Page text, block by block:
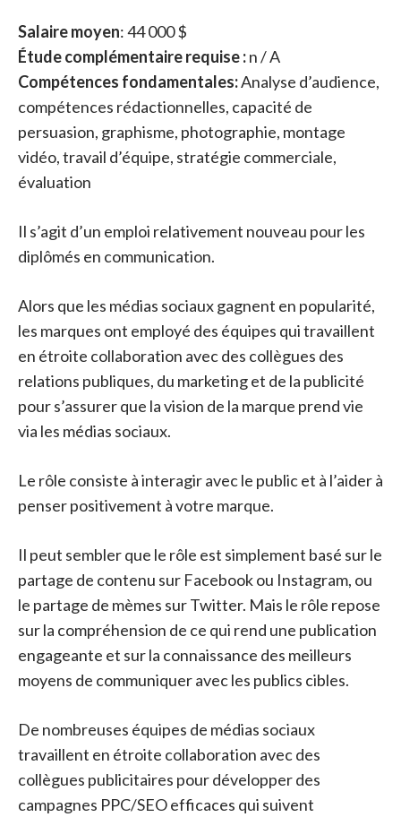
Salaire moyen: 44 000 $
Étude complémentaire requise :n / A
Compétences fondamentales:Analyse d’audience,
compétences rédactionnelles, capacité de
persuasion, graphisme, photographie, montage
vidéo, travail d’équipe, stratégie commerciale,
évaluation
Il s’agit d’un emploi relativement nouveau pour les
diplômés en communication.
Alors que les médias sociaux gagnent en popularité,
les marques ont employé des équipes qui travaillent
en étroite collaboration avec des collègues des
relations publiques, du marketing et de la publicité
pour s’assurer que la vision de la marque prend vie
via les médias sociaux.
Le rôle consiste à interagir avec le public et à l’aider à
penser positivement à votre marque.
Il peut sembler que le rôle est simplement basé sur le
partage de contenu sur Facebook ou Instagram, ou
le partage de mèmes sur Twitter. Mais le rôle repose
sur la compréhension de ce qui rend une publication
engageante et sur la connaissance des meilleurs
moyens de communiquer avec les publics cibles.
De nombreuses équipes de médias sociaux
travaillent en étroite collaboration avec des
collègues publicitaires pour développer des
campagnes PPC/SEO efficaces qui suivent